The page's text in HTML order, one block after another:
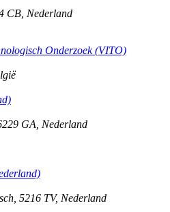
CB Nederland
Onderzoek (VITO)
GA Nederland
5216 TV, Nederland